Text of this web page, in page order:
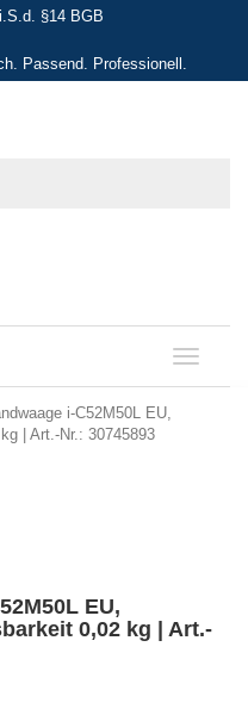
i.S.d. §14 BGB
Passend. Professionell.
T
o
a
i-C52M50L EU,
| Art.-Nr.: 30745893
EU,
0,02 kg | Art.-
€€.